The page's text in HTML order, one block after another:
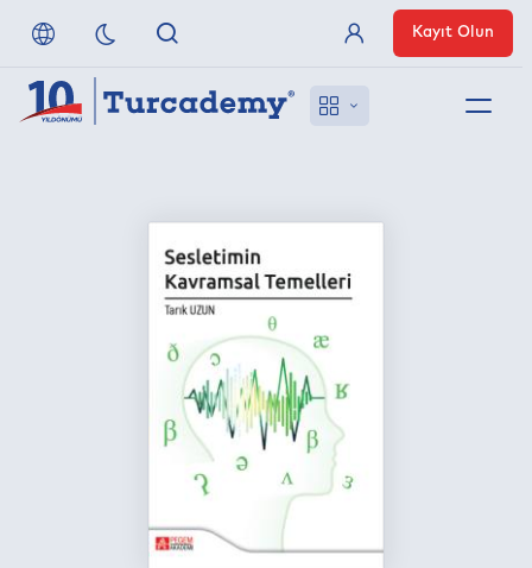
Uzaktan Erişim
Anlaşmalı Yayınevleri
Üye Girişi
Kayıt Olun